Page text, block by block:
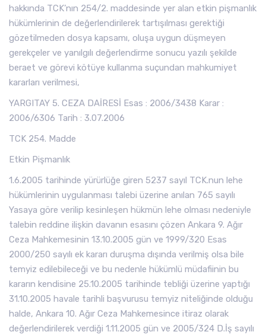
hakkında TCK’nın 254/2. maddesinde yer alan etkin pişmanlık
hükümlerinin de değerlendirilerek tartışılması gerektiği
gözetilmeden dosya kapsamı, oluşa uygun düşmeyen
gerekçeler ve yanılgılı değerlendirme sonucu yazılı şekilde
beraet ve görevi kötüye kullanma suçundan mahkumiyet
kararları verilmesi,
YARGITAY 5. CEZA DAİRESİ Esas : 2006/3438 Karar :
2006/6306 Tarih : 3.07.2006
TCK 254. Madde
Etkin Pişmanlık
1.6.2005 tarihinde yürürlüğe giren 5237 sayıl TCK.nun lehe
hükümlerinin uygulanması talebi üzerine anılan 765 sayılı
Yasaya göre verilip kesinleşen hükmün lehe olması nedeniyle
talebin reddine ilişkin davanın esasını çözen Ankara 9. Ağır
Ceza Mahkemesinin 13.10.2005 gün ve 1999/320 Esas
2000/250 sayılı ek kararı duruşma dışında verilmiş olsa bile
temyiz edilebileceği ve bu nedenle hükümlü müdafiinin bu
kararın kendisine 25.10.2005 tarihinde tebliği üzerine yaptığı
31.10.2005 havale tarihli başvurusu temyiz niteliğinde olduğu
halde, Ankara 10. Ağır Ceza Mahkemesince itiraz olarak
değerlendirilerek verdiği 1.11.2005 gün ve 2005/324 D.İş sayılı